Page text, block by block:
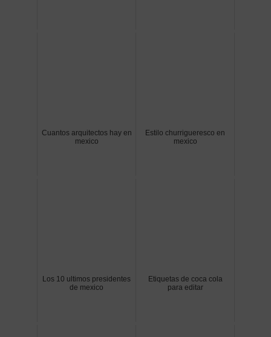
Cuantos arquitectos hay en
mexico
Estilo churrigueresco en
mexico
Los 10 ultimos presidentes
de mexico
Etiquetas de coca cola
para editar